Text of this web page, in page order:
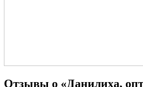
Отзывы о «Данилиха,